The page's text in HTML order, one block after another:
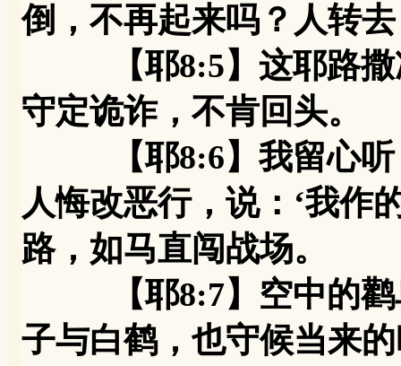
倒，不再起来吗？人转
【耶8:5】这耶路撒
守定诡诈，不肯回头。
【耶8:6】我留心听
人悔改恶行，说：‘我作
路，如马直闯战场。
【耶8:7】空中的鹳
子与白鹤，也守候当来